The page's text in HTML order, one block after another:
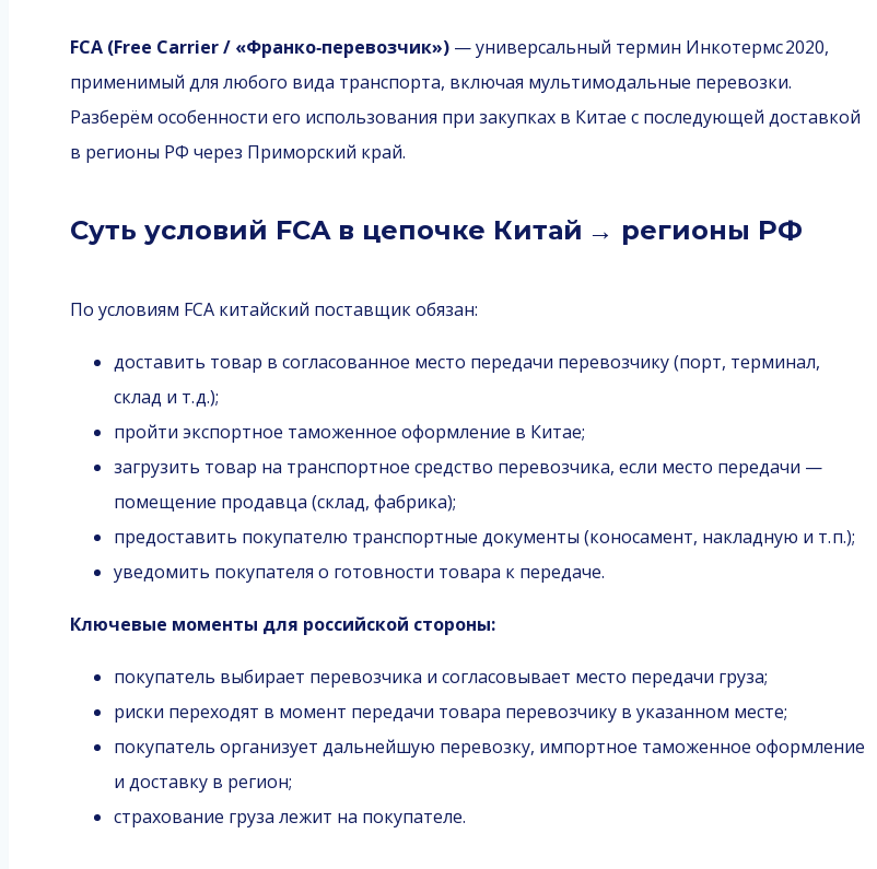
FCA (Free Carrier / «Франко‑перевозчик») — универсальный термин Инкотермс 2020,
применимый для любого вида транспорта, включая мультимодальные перевозки.
Разберём особенности его использования при закупках в Китае с последующей доставкой
в регионы РФ через Приморский край.
Суть условий FCA в цепочке Китай → регионы РФ
По условиям FCA китайский поставщик обязан:
доставить товар в согласованное место передачи перевозчику (порт, терминал,
склад и т. д.);
пройти экспортное таможенное оформление в Китае;
загрузить товар на транспортное средство перевозчика, если место передачи —
помещение продавца (склад, фабрика);
предоставить покупателю транспортные документы (коносамент, накладную и т. п.);
уведомить покупателя о готовности товара к передаче.
Ключевые моменты для российской стороны:
покупатель выбирает перевозчика и согласовывает место передачи груза;
риски переходят в момент передачи товара перевозчику в указанном месте;
покупатель организует дальнейшую перевозку, импортное таможенное оформление
и доставку в регион;
страхование груза лежит на покупателе.